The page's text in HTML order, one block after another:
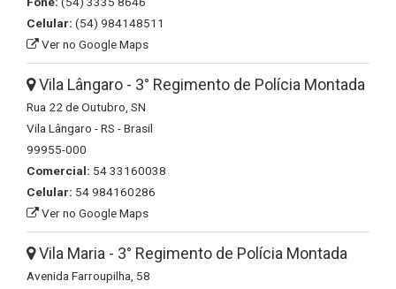
Celular: (54) 984148511
Ver no Google Maps
Vila Lângaro - 3° Regimento de Polícia Montada
Rua 22 de Outubro, SN
Vila Lângaro - RS - Brasil
99955-000
Comercial: 54 33160038
Celular: 54 984160286
Ver no Google Maps
Vila Maria - 3° Regimento de Polícia Montada
Avenida Farroupilha, 58